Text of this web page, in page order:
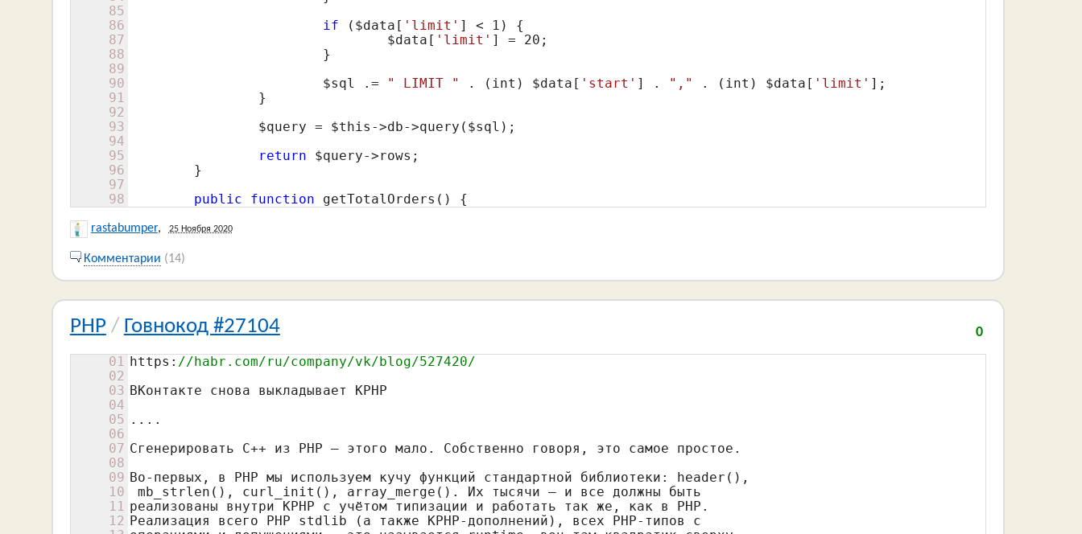
85
86
87
88
89
90
91
92
93
94
95
96
97
98
if ( $data [ 'limit' ] < 1 ) {
$data [ 'limit' ] = 20 ;
$sql
.= " LIMIT " . (int) $data [ 'start' ] . "," . (int) $data [ 'limit' ];
$query = $this ->db->query( $sql );
return
$query->rows;
public
function getTotalOrders() {
rastabumper, 25 Ноября 2020
Комментарии (14)
PHP / Говнокод #27104 0
01
02
03
04
05
06
07
08
09
10
11
12
https: //habr.com/ru/company/vk/blog/527420/
ВКонтакте снова выкладывает KPHP
....
Сгенерировать С++ из PHP — этого мало. Собственно говоря, это самое простое.
Во-первых, в PHP мы используем кучу функций стандартной библиотеки: header(),
mb_strlen(), curl_init(), array_merge(). Их тысячи — и все должны быть
реализованы внутри KPHP с учётом типизации и работать так же, как в PHP.
Реализация всего PHP stdlib (а также KPHP-дополнений), всех PHP-типов с